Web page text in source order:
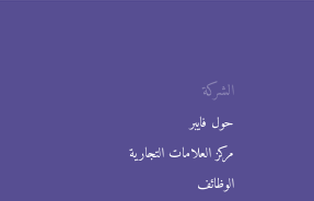
الشركة
حول فايبر
مركز العلامات التجارية
الوظائف